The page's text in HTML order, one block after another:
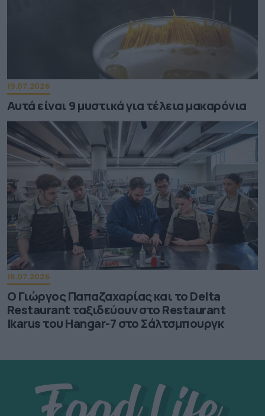
19.07.2026
Αυτά είναι 9 μυστικά για τέλεια μακαρόνια
18.07.2026
Ο Γιώργος Παπαζαχαρίας και το Delta
Restaurant ταξιδεύουν στο Restaurant
Ikarus του Hangar-7 στο Σάλτσμπουργκ